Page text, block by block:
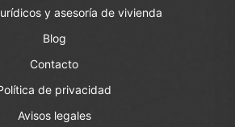
y asesoría de vivienda
Blog
Contacto
de privacidad
Avisos legales